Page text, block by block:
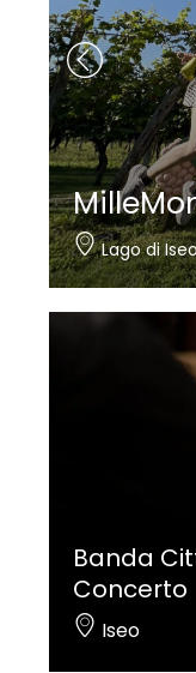
Lago di
Banda
Concerto
Iseo